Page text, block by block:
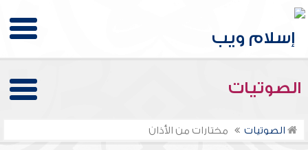
الصوتيات
الصوتيات مختارات من الأذان